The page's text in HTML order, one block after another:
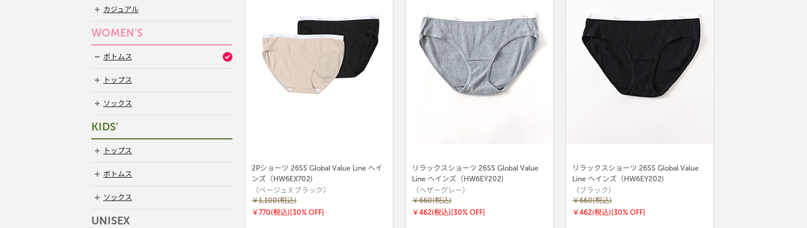
2Pショーツ 26SS Global Value Line ヘイ
ンズ（HW6EX702)
（ベージュＸブラック）
￥1,100(税込)
￥770(税込)[30% OFF]
リラックスショーツ 26SS Global Value
Line ヘインズ（HW6EY202)
（ヘザーグレー）
￥660(税込)
￥462(税込)[30% OFF]
リラックスショーツ 26SS Global Value
Line ヘインズ（HW6EY202)
（ブラック）
￥660(税込)
￥462(税込)[30% OFF]
カジュアル
WOMEN'S
ボトムス
トップス
ソックス
KIDS'
トップス
ボトムス
ソックス
UNISEX